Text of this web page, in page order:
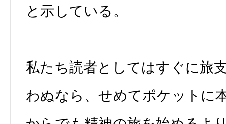
と示している。
私たち読者としてはすぐに旅
わぬなら、せめてポケットに